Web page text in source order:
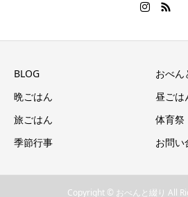
BLOG
おべん
晩ごはん
昼ごは
旅ごはん
体育祭
季節行事
お問い
Copyright © おべんと綴り All